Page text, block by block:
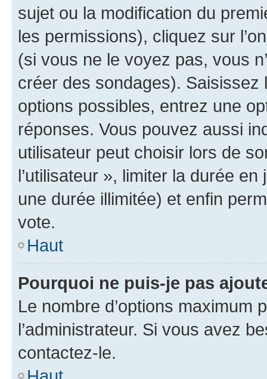
sujet ou la modification du
les permissions), cliquez sur
(si vous ne le voyez pas, vous
créer des sondages).
options possibles, entrez une
réponses. Vous pouvez aussi
utilisateur peut choisir lors de
l’utilisateur », limiter la durée
une durée illimitée) et enfin
vote.
Haut
Pourquoi ne puis-je pas
Le nombre d’options maximum
l’administrateur. Si vous avez
contactez-le.